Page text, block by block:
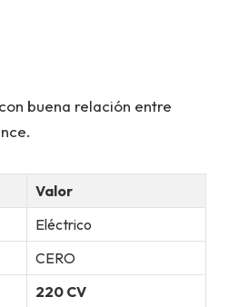
buena relación entre
Valor
Eléctrico
CERO
220 CV